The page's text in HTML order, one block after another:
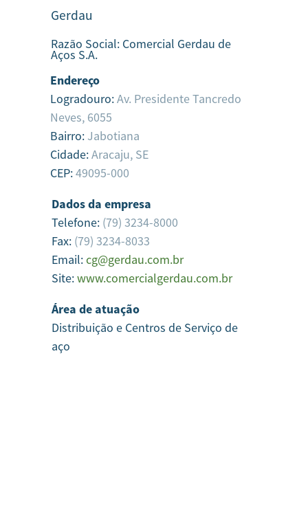
Gerdau
Razão Social: Comercial Gerdau de
Aços S.A.
Endereço
Logradouro:Av. Presidente Tancredo
Neves, 6055
Bairro: Jabotiana
Cidade:Aracaju, SE
CEP:49095-000
Dados da empresa
Telefone: (79) 3234-8000
Fax: (79) 3234-8033
Email:cg@gerdau.com.br
Site:www.comercialgerdau.com.br
Área de atuação
Distribuição e Centros de Serviço de
aço